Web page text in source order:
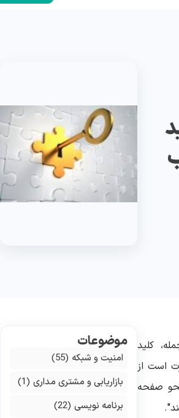
کلید
است از
صفحه
موضوعات
امنیت و شبکه(55)
بازاریابی و مشتری مداری(1)
برنامه نویسی(22)